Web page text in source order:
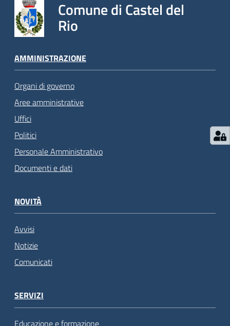
Comune di Castel del
Rio
AMMINISTRAZIONE
Organi di governo
Aree amministrative
Uffici
Politici
Personale Amministrativo
Documenti e dati
NOVITÀ
Avvisi
Notizie
Comunicati
SERVIZI
Educazione e formazione